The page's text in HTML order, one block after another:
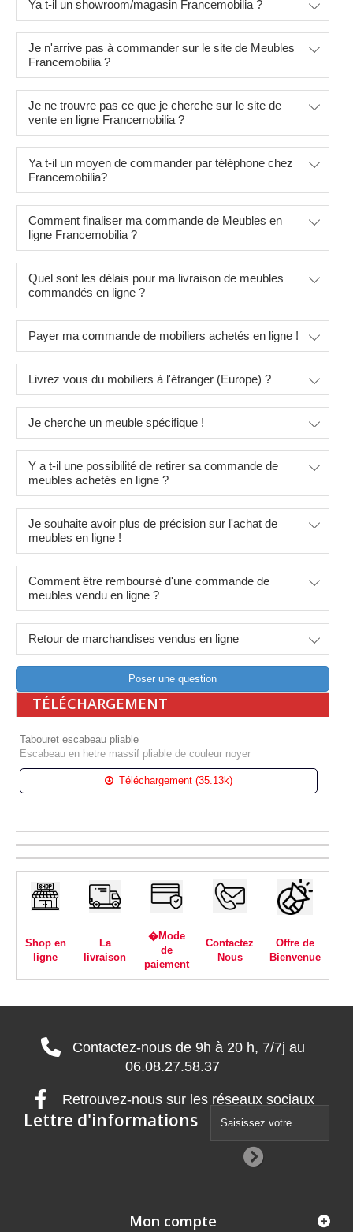
Ya t-il un showroom/magasin Francemobilia ?
Je n'arrive pas à commander sur le site de Meubles
Francemobilia ?
Je ne trouvre pas ce que je cherche sur le site de
vente en ligne Francemobilia ?
Ya t-il un moyen de commander par téléphone chez
Francemobilia?
Comment finaliser ma commande de Meubles en
ligne Francemobilia ?
Quel sont les délais pour ma livraison de meubles
commandés en ligne ?
Payer ma commande de mobiliers achetés en ligne !
Livrez vous du mobiliers à l'étranger (Europe) ?
Je cherche un meuble spécifique !
Y a t-il une possibilité de retirer sa commande de
meubles achetés en ligne ?
Je souhaite avoir plus de précision sur l'achat de
meubles en ligne !
Comment être remboursé d'une commande de
meubles vendu en ligne ?
Retour de marchandises vendus en ligne
Poser une question
TÉLÉCHARGEMENT
Tabouret escabeau pliable
Escabeau en hetre massif pliable de couleur noyer
Téléchargement (35.13k)
Shop en
ligne
La
livraison
�Mode
de
paiement
Contactez
Nous
Offre de
Bienvenue
Contactez-nous de 9h à 20 h, 7/7j au
06.08.27.58.37
Retrouvez-nous sur les réseaux sociaux
Lettre d'informations
Mon compte